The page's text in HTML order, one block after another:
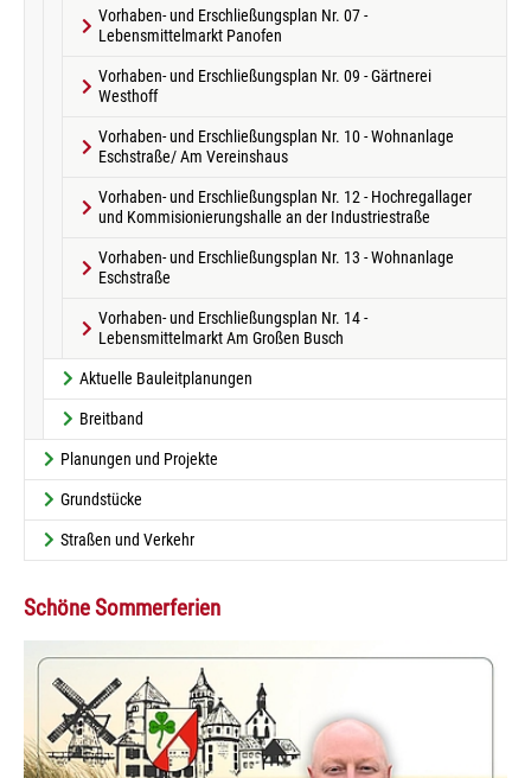
Vorhaben- und Erschließungsplan Nr. 07 -
Lebensmittelmarkt Panofen
Vorhaben- und Erschließungsplan Nr. 09 - Gärtnerei
Westhoff
Vorhaben- und Erschließungsplan Nr. 10 - Wohnanlage
Eschstraße/ Am Vereinshaus
Vorhaben- und Erschließungsplan Nr. 12 - Hochregallager
und Kommisionierungshalle an der Industriestraße
Vorhaben- und Erschließungsplan Nr. 13 - Wohnanlage
Eschstraße
Vorhaben- und Erschließungsplan Nr. 14 -
Lebensmittelmarkt Am Großen Busch
Aktuelle Bauleitplanungen
Breitband
Planungen und Projekte
Grundstücke
Straßen und Verkehr
Schöne Sommerferien